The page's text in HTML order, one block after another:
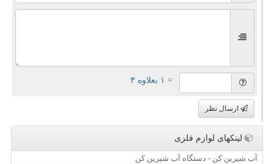
= ۱ بعلاوه ۳
ارسال نظر
لینکهای لوازم فلزی
آب شیرین کن - دستگاه آب شیرین کن